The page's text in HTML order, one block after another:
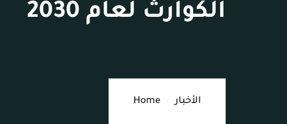
الكوارث لعام 2030
Home الأخبار